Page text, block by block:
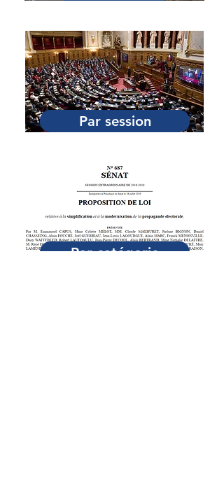
Par session
Par catégorie